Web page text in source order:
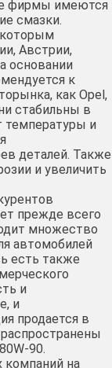
фирмы имеются
смазки.
Австрии,
основании
к
как Opel,
стабильны в
температуры и
деталей. Также
и увеличить
прежде всего
множество
автомобилей
есть также
и
и
продается в
90.
компаний на